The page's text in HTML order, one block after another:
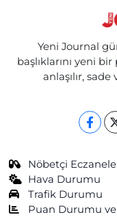
Yeni Journal
başlıklarını yeni
anlaşılır,
Nöbetçi
Hava Durumu
Trafik Durumu
Puan Durumu